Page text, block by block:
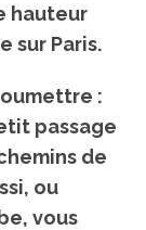
hauteur
sur Paris.
:
passage
de
ou
vous